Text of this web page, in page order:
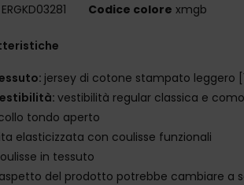
ERGKD03281 Codice colore xmgb
jersey di cotone stampato leggero
vestibilità regular classica e
tondo aperto
elasticizzata con coulisse funzionali
in tessuto
del prodotto potrebbe cambiare a